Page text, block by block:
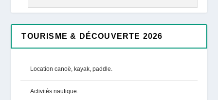
TOURISME & DÉCOUVERTE 2026
Location canoë, kayak, paddle.
Activités nautique.